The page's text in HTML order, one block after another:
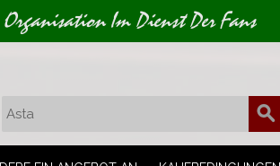
Im Dienst Der Fans